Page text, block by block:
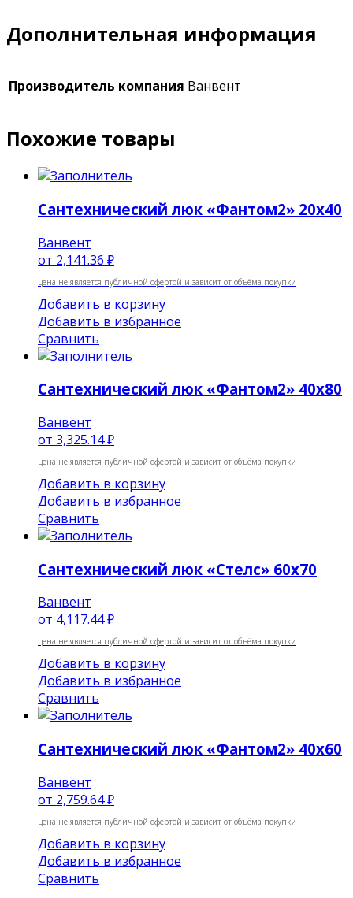
Дополнительная информация
Производитель компания Ванвент
Похожие товары
Сантехнический люк «Фантом2» 20х40
Ванвент
от 2,141.36 ₽
цена не является публичной офертой и зависит от объёма покупки
Добавить в корзину
Добавить в избранное
Сравнить
Сантехнический люк «Фантом2» 40х80
Ванвент
от 3,325.14 ₽
цена не является публичной офертой и зависит от объёма покупки
Добавить в корзину
Добавить в избранное
Сравнить
Сантехнический люк «Стелс» 60х70
Ванвент
от 4,117.44 ₽
цена не является публичной офертой и зависит от объёма покупки
Добавить в корзину
Добавить в избранное
Сравнить
Сантехнический люк «Фантом2» 40х60
Ванвент
от 2,759.64 ₽
цена не является публичной офертой и зависит от объёма покупки
Добавить в корзину
Добавить в избранное
Сравнить